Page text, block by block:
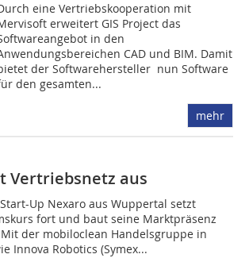
eine Vertriebskooperation mit
erweitert GIS Project das
in den
CAD und BIM. Damit
der Softwarehersteller nun Software
den gesamten...
mehr
Vertriebsnetz aus
Up Nexaro aus Wuppertal setzt
fort und baut seine Marktpräsenz
der mobiloclean Handelsgruppe in
Innova Robotics (Symex...